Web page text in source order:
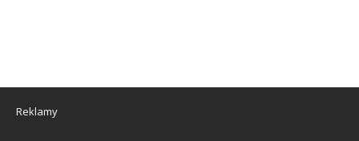
Reklamy